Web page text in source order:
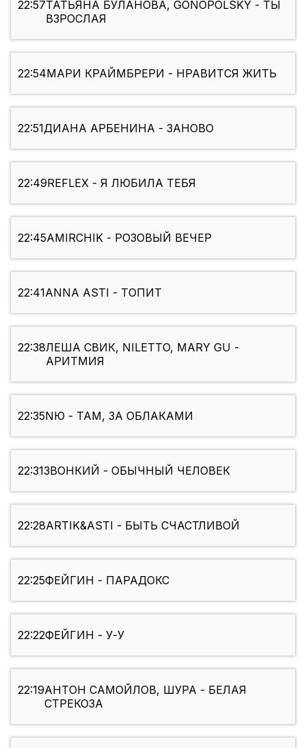
22:57ТАТЬЯНА БУЛАНОВА, GONOPOLSKY - ТЫ
ВЗРОСЛАЯ
22:54МАРИ КРАЙМБРЕРИ - НРАВИТСЯ ЖИТЬ
22:51ДИАНА АРБЕНИНА - ЗАНОВО
22:49REFLEX - Я ЛЮБИЛА ТЕБЯ
22:45AMIRCHIK - РОЗОВЫЙ ВЕЧЕР
22:41ANNA ASTI - ТОПИТ
22:38ЛЕША СВИК, NILETTO, MARY GU -
АРИТМИЯ
22:35NЮ - ТАМ, ЗА ОБЛАКАМИ
22:31ЗВОНКИЙ - ОБЫЧНЫЙ ЧЕЛОВЕК
22:28ARTIK&ASTI - БЫТЬ СЧАСТЛИВОЙ
22:25ФЕЙГИН - ПАРАДОКС
22:22ФЕЙГИН - У-У
22:19АНТОН САМОЙЛОВ, ШУРА - БЕЛАЯ
СТРЕКОЗА